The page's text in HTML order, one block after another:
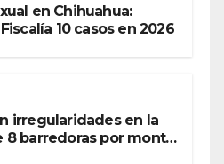
en Chihuahua:
10 casos en 2026
irregularidades en la
8 barredoras por monto